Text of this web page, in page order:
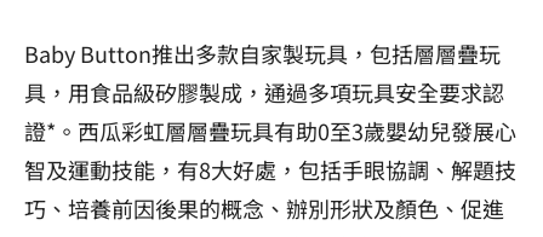
Baby Button推出多款自家製玩具，包括層層疊玩
具，用食品級矽膠製成，通過多項玩具安全要求認
證*。西瓜彩虹層層疊玩具有助0至3歲嬰幼兒發展心
智及運動技能，有8大好處，包括手眼協調、解題技
巧、培養前因後果的概念、辦別形狀及顏色、促進